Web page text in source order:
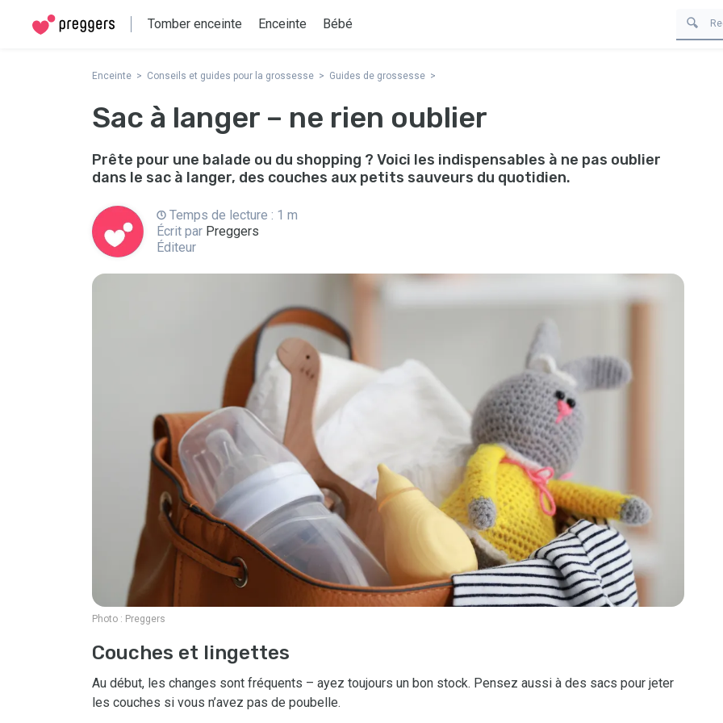
Tomber enceinte Enceinte Bébé
Enceinte Conseils et guides pour la grossesse Guides de grossesse
Sac à langer – ne rien oublier
Prête pour une balade ou du shopping ? Voici les indispensables à ne pas oublier
dans le sac à langer, des couches aux petits sauveurs du quotidien.
Temps de lecture : 1 m
Écrit par Preggers
Éditeur
Photo : Preggers
Couches et lingettes
Au début, les changes sont fréquents – ayez toujours un bon stock. Pensez aussi à des sacs pour jeter
les couches si vous n’avez pas de poubelle.